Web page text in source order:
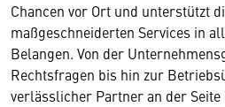
Chancen vor Ort und unterstützt
maßgeschneiderten Services in
Belangen. Von der
Rechtsfragen bis hin zur
verlässlicher Partner an der